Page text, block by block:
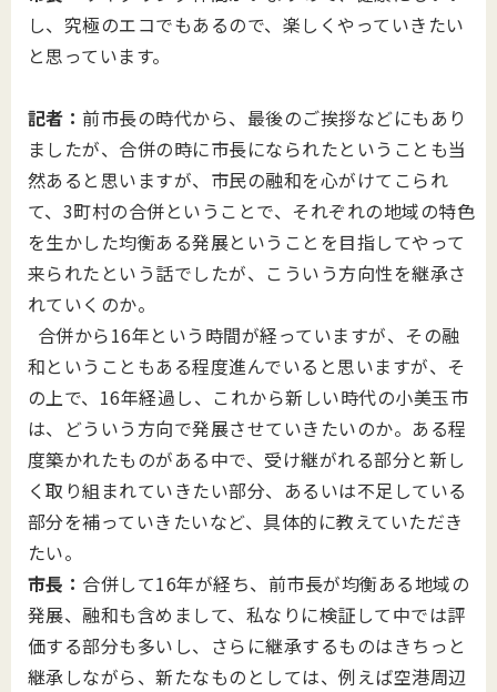
し、究極のエコでもあるので、楽しくやっていきたい
と思っています。
記者：前市長の時代から、最後のご挨拶などにもあり
ましたが、合併の時に市長になられたということも当
然あると思いますが、市民の融和を心がけてこられ
て、3町村の合併ということで、それぞれの地域の特色
を生かした均衡ある発展ということを目指してやって
来られたという話でしたが、こういう方向性を継承さ
れていくのか。
合併から16年という時間が経っていますが、その融
和ということもある程度進んでいると思いますが、そ
の上で、16年経過し、これから新しい時代の小美玉市
は、どういう方向で発展させていきたいのか。ある程
度築かれたものがある中で、受け継がれる部分と新し
く取り組まれていきたい部分、あるいは不足している
部分を補っていきたいなど、具体的に教えていただき
たい。
市長： 合併して16年が経ち、前市長が均衡ある地域の
発展、融和も含めまして、私なりに検証して中では評
価する部分も多いし、さらに継承するものはきちっと
継承しながら、新たなものとしては、例えば空港周辺